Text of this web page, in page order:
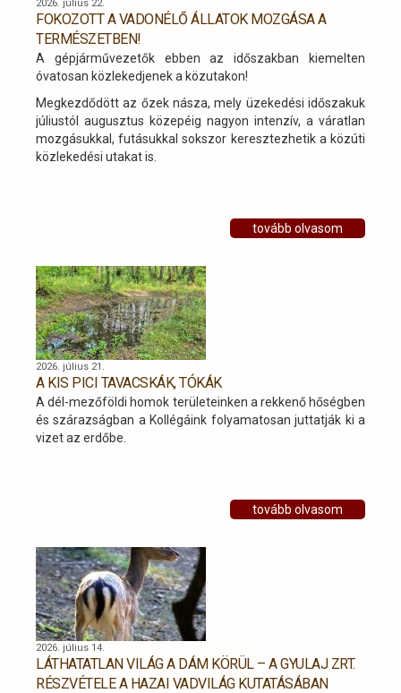
2026. július 22.
FOKOZOTT A VADONÉLŐ ÁLLATOK MOZGÁSA A
TERMÉSZETBEN!
A gépjárművezetők ebben az időszakban kiemelten
óvatosan közlekedjenek a közutakon!
Megkezdődött az őzek násza, mely üzekedési időszakuk
júliustól augusztus közepéig nagyon intenzív, a váratlan
mozgásukkal, futásukkal sokszor keresztezhetik a közúti
közlekedési utakat is.
tovább olvasom
2026. július 21.
A KIS PICI TAVACSKÁK, TÓKÁK
A dél-mezőföldi homok területeinken a rekkenő hőségben
és szárazságban a Kollégáink folyamatosan juttatják ki a
vizet az erdőbe.
tovább olvasom
2026. július 14.
LÁTHATATLAN VILÁG A DÁM KÖRÜL – A GYULAJ ZRT.
RÉSZVÉTELE A HAZAI VADVILÁG KUTATÁSÁBAN